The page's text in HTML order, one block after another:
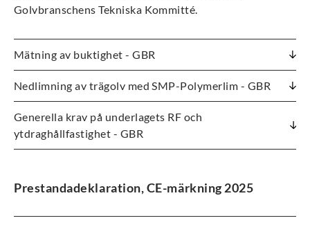
Golvbranschens Tekniska Kommitté.
Mätning av buktighet - GBR
Nedlimning av trägolv med SMP-Polymerlim - GBR
Generella krav på underlagets RF och
ytdraghållfastighet - GBR
Prestandadeklaration, CE-märkning 2025